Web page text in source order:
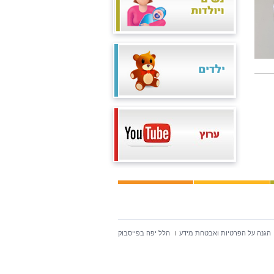
הגנה על הפרטיות ואבטחת מידע הלל יפה בפייסבוק